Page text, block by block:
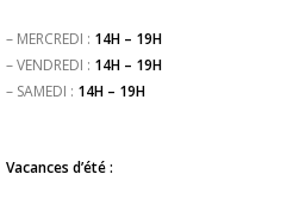
– MERCREDI : 14H – 19H
– VENDREDI : 14H – 19H
– SAMEDI : 14H – 19H
Vacances d’été :